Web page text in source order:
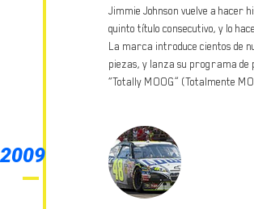
Jimmie Johnson vuelve a hacer
quinto título consecutivo, y lo
La marca introduce cientos de
piezas, y lanza su programa de
“Totally MOOG” (Totalmente
2009